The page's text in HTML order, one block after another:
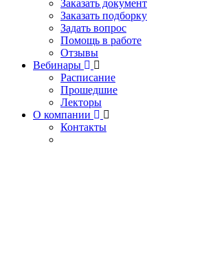
Заказать документ
Заказать подборку
Задать вопрос
Помощь в работе
Отзывы
Вебинары
Расписание
Прошедшие
Лекторы
О компании
Контакты